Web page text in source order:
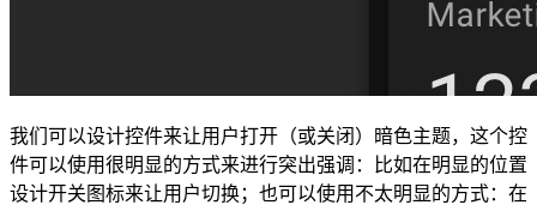
我们可以设计控件来让用户打开（或关闭）暗色主题，这个控
件可以使用很明显的方式来进行突出强调：比如在明显的位置
设计开关图标来让用户切换；也可以使用不太明显的方式：在